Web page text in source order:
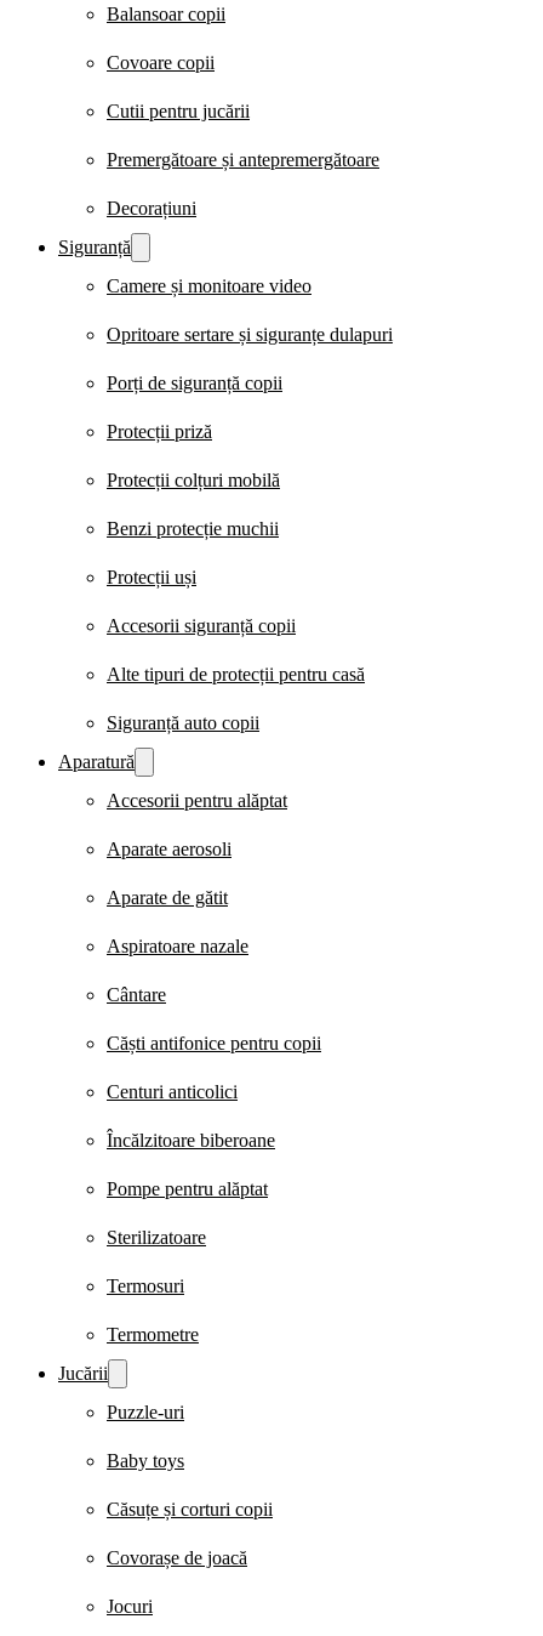
Balansoar copii
Covoare copii
Cutii pentru jucării
Premergătoare și antepremergătoare
Decorațiuni
Siguranță
Camere și monitoare video
Opritoare sertare și siguranțe dulapuri
Porți de siguranță copii
Protecții priză
Protecții colțuri mobilă
Benzi protecție muchii
Protecții uși
Accesorii siguranță copii
Alte tipuri de protecții pentru casă
Siguranță auto copii
Aparatură
Accesorii pentru alăptat
Aparate aerosoli
Aparate de gătit
Aspiratoare nazale
Cântare
Căști antifonice pentru copii
Centuri anticolici
Încălzitoare biberoane
Pompe pentru alăptat
Sterilizatoare
Termosuri
Termometre
Jucării
Puzzle-uri
Baby toys
Căsuțe și corturi copii
Covorașe de joacă
Jocuri